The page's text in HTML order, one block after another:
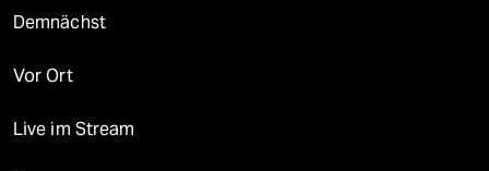
Demnächst
Vor Ort
Live im Stream